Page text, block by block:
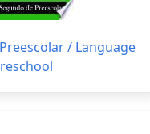
/ Language